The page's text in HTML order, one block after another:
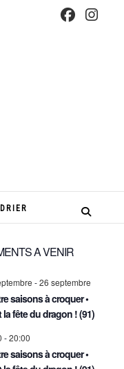
A VENIR
-26 septembre
saisons à croquer •
la fête du dragon ! (91)
-20:00
saisons à croquer •